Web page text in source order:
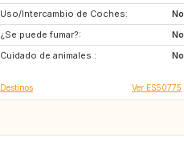
Uso/Intercambio de Coches:
No
¿Se puede fumar?:
No
Cuidado de animales :
No
AD
CH
ES
Destinos Ver ES50775